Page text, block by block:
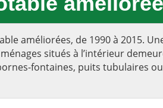
améliorées, de 1990 à 2015.
situés à l’intérieur
fontaines, puits tubulaires